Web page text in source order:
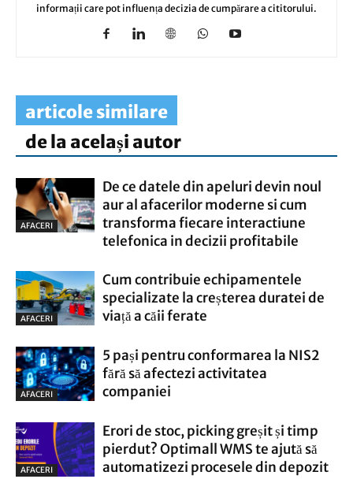
informații care pot influența decizia de cumpărare a cititorului.
articole similare
de la același autor
AFACERI
De ce datele din apeluri devin noul
aur al afacerilor moderne si cum
transforma fiecare interactiune
telefonica in decizii profitabile
AFACERI
Cum contribuie echipamentele
specializate la creșterea duratei de
viață a căii ferate
AFACERI
5 pași pentru conformarea la NIS2
fără să afectezi activitatea
companiei
AFACERI
Erori de stoc, picking greșit și timp
pierdut? Optimall WMS te ajută să
automatizezi procesele din depozit